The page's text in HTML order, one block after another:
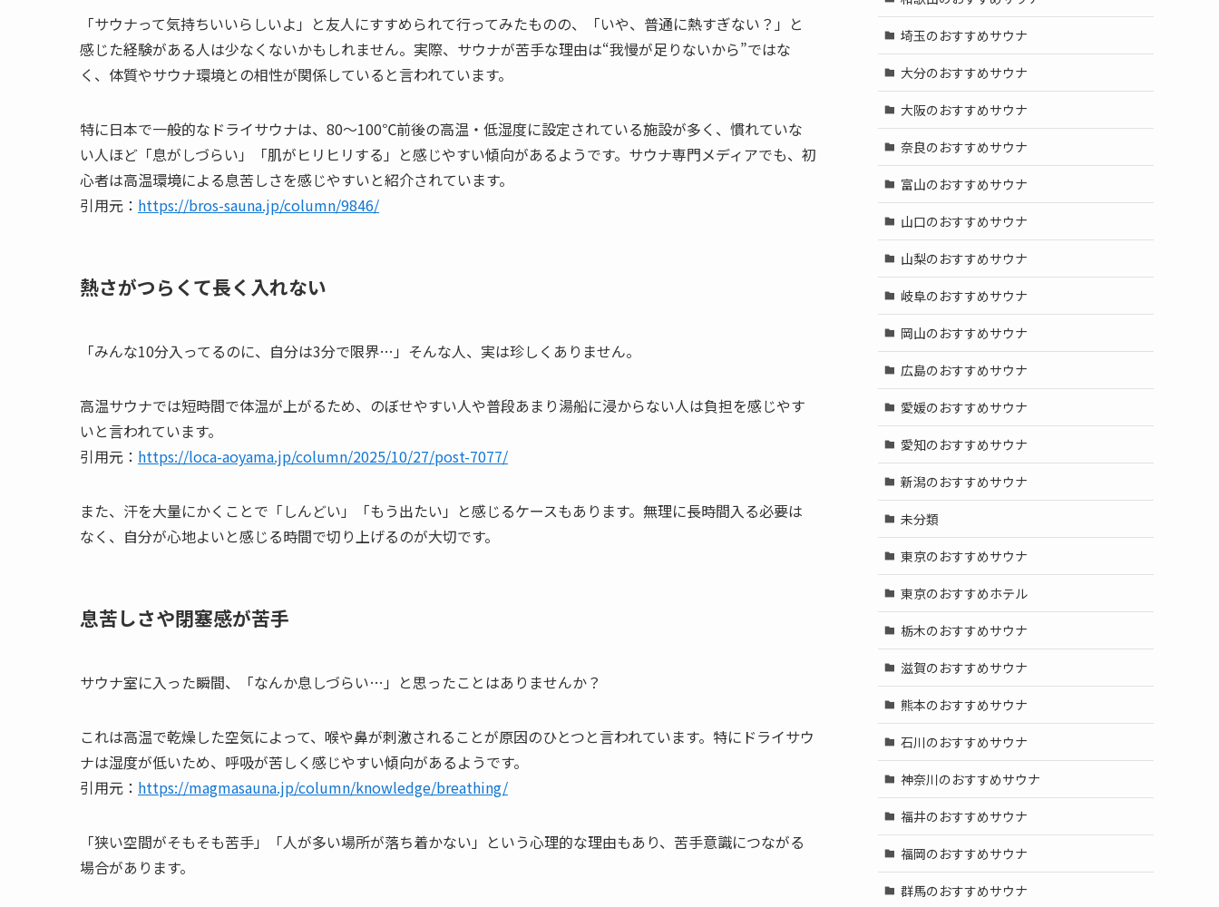
「サウナって気持ちいいらしいよ」と友人にすすめられて行ってみたものの、「いや、普通に熱すぎない？」と
感じた経験がある人は少なくないかもしれません。実際、サウナが苦手な理由は“我慢が足りないから”ではな
く、体質やサウナ環境との相性が関係していると言われています。
特に日本で一般的なドライサウナは、80〜100℃前後の高温・低湿度に設定されている施設が多く、慣れていな
い人ほど「息がしづらい」「肌がヒリヒリする」と感じやすい傾向があるようです。サウナ専門メディアでも、初
心者は高温環境による息苦しさを感じやすいと紹介されています。
引用元： https://bros-sauna.jp/column/9846/
熱さがつらくて長く入れない
「みんな10分入ってるのに、自分は3分で限界…」そんな人、実は珍しくありません。
高温サウナでは短時間で体温が上がるため、のぼせやすい人や普段あまり湯船に浸からない人は負担を感じやす
いと言われています。
引用元： https://loca-aoyama.jp/column/2025/10/27/post-7077/
また、汗を大量にかくことで「しんどい」「もう出たい」と感じるケースもあります。無理に長時間入る必要は
なく、自分が心地よいと感じる時間で切り上げるのが大切です。
息苦しさや閉塞感が苦手
サウナ室に入った瞬間、「なんか息しづらい…」と思ったことはありませんか？
これは高温で乾燥した空気によって、喉や鼻が刺激されることが原因のひとつと言われています。特にドライサウ
ナは湿度が低いため、呼吸が苦しく感じやすい傾向があるようです。
引用元： https://magmasauna.jp/column/knowledge/breathing/
「狭い空間がそもそも苦手」「人が多い場所が落ち着かない」という心理的な理由もあり、苦手意識につながる
場合があります。
埼玉のおすすめサウナ
大分のおすすめサウナ
大阪のおすすめサウナ
奈良のおすすめサウナ
富山のおすすめサウナ
山口のおすすめサウナ
山梨のおすすめサウナ
岐阜のおすすめサウナ
岡山のおすすめサウナ
広島のおすすめサウナ
愛媛のおすすめサウナ
愛知のおすすめサウナ
新潟のおすすめサウナ
未分類
東京のおすすめサウナ
東京のおすすめホテル
栃木のおすすめサウナ
滋賀のおすすめサウナ
熊本のおすすめサウナ
石川のおすすめサウナ
神奈川のおすすめサウナ
福井のおすすめサウナ
福岡のおすすめサウナ
群馬のおすすめサウナ